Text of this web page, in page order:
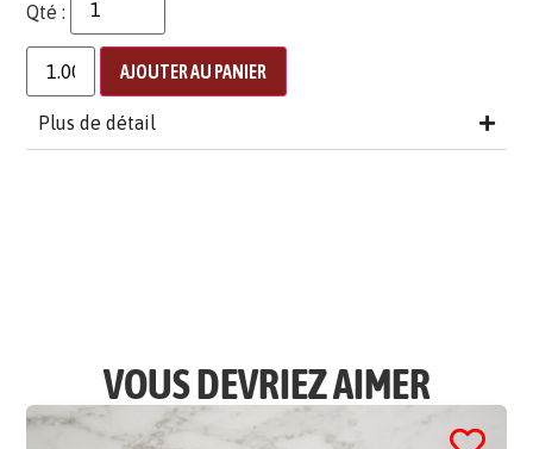
Qté :
AJOUTER AU PANIER
Plus de détail
VOUS DEVRIEZ AIMER